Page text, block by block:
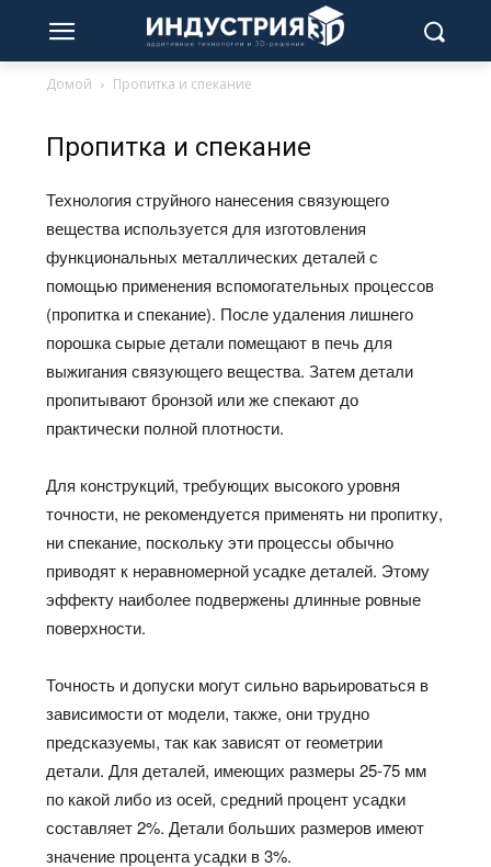
Домой Пропитка и спекание
Пропитка и спекание
Технология струйного нанесения связующего
вещества используется для изготовления
функциональных металлических деталей с
помощью применения вспомогательных процессов
(пропитка и спекание). После удаления лишнего
порошка сырые детали помещают в печь для
выжигания связующего вещества. Затем детали
пропитывают бронзой или же спекают до
практически полной плотности.
Для конструкций, требующих высокого уровня
точности, не рекомендуется применять ни пропитку,
ни спекание, поскольку эти процессы обычно
приводят к неравномерной усадке деталей. Этому
эффекту наиболее подвержены длинные ровные
поверхности.
Точность и допуски могут сильно варьироваться в
зависимости от модели, также, они трудно
предсказуемы, так как зависят от геометрии
детали. Для деталей, имеющих размеры 25-75 мм
по какой либо из осей, средний процент усадки
составляет 2%. Детали больших размеров имеют
значение процента усадки в 3%.